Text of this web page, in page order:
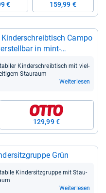
€ 159,99 €
Campo
in mint­
Kin­der­schreib­tisch mit viel­
Stau­raum
Weiterlesen
129,99 €
Grün
Kin­der­sitz­gruppe mit Stau­
Weiterlesen